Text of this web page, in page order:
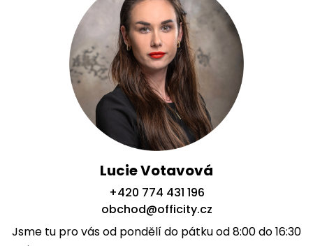
Lucie Votavová
+420 774 431 196
obchod@officity.cz
Jsme tu pro vás od pondělí do pátku od 8:00 do 16:30